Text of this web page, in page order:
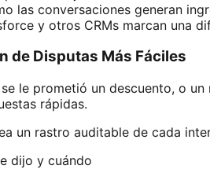
las conversaciones generan
y otros CRMs marcan una
de Disputas Más Fáciles
le prometió un descuento, o
rápidas.
un rastro auditable de cada
dijo y cuándo